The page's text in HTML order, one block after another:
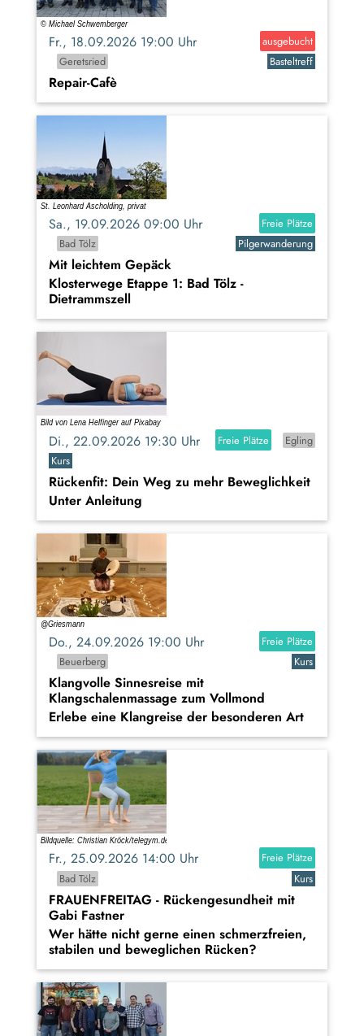
Fr., 18.09.2026 19:00 Uhr
ausgebucht
Geretsried
Basteltreff
Repair-Cafè
Sa., 19.09.2026 09:00 Uhr
Freie Plätze
Bad Tölz
Pilgerwanderung
Mit leichtem Gepäck
Klosterwege Etappe 1: Bad Tölz -
Dietrammszell
Di., 22.09.2026 19:30 Uhr Freie Plätze
Egling
Kurs
Rückenfit: Dein Weg zu mehr Beweglichkeit
Unter Anleitung
Do., 24.09.2026 19:00 Uhr
Freie Plätze
Beuerberg
Kurs
Klangvolle Sinnesreise mit
Klangschalenmassage zum Vollmond
Erlebe eine Klangreise der besonderen Art
Fr., 25.09.2026 14:00 Uhr
Freie Plätze
Bad Tölz
Kurs
FRAUENFREITAG - Rückengesundheit mit
Gabi Fastner
Wer hätte nicht gerne einen schmerzfreien,
stabilen und beweglichen Rücken?